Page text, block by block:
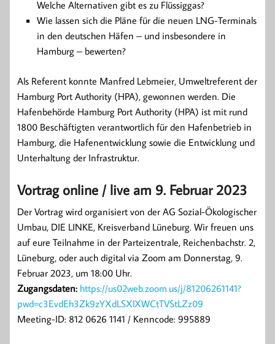
Welche Alternativen gibt es zu Flüssiggas?
Wie lassen sich die Pläne für die neuen LNG-Terminals
in den deutschen Häfen – und insbesondere in
Hamburg – bewerten?
Als Referent konnte Manfred Lebmeier, Umweltreferent der
Hamburg Port Authority (HPA), gewonnen werden. Die
Hafenbehörde Hamburg Port Authority (HPA) ist mit rund
1800 Beschäftigten verantwortlich für den Hafenbetrieb in
Hamburg, die Hafenentwicklung sowie die Entwicklung und
Unterhaltung der Infrastruktur.
Vortrag online / live am 9. Februar 2023
Der Vortrag wird organisiert von der AG Sozial-Ökologischer
Umbau, DIE LINKE, Kreisverband Lüneburg. Wir freuen uns
auf eure Teilnahme in der Parteizentrale, Reichenbachstr. 2,
Lüneburg, oder auch digital via Zoom am Donnerstag, 9.
Februar 2023, um 18:00 Uhr.
Zugangsdaten: https://us02web.zoom.us/j/81206261141?
pwd=c3EvdEh3Zk9zYXdLSXlXWCtTVStLZz09
Meeting-ID: 812 0626 1141 / Kenncode: 995889